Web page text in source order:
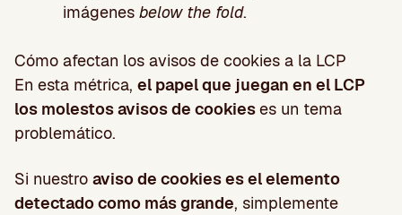
imágenes below the fold.
Cómo afectan los avisos de cookies a la LCP
En esta métrica, el papel que juegan en el LCP
los molestos avisos de cookieses un tema
problemático.
Si nuestro aviso de cookies es el elemento
detectado como más grande, simplemente